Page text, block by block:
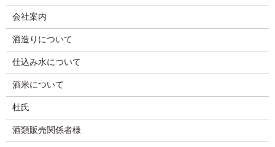
会社案内
酒造りについて
仕込み水について
酒米について
杜氏
酒類販売関係者様